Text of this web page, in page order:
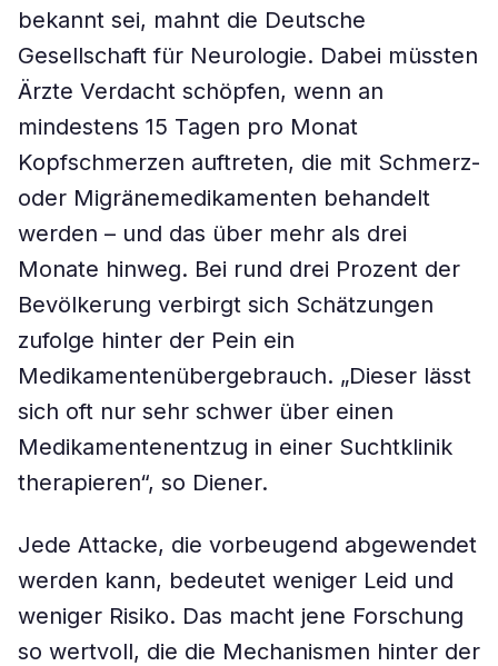
bekannt sei, mahnt die Deutsche
Gesellschaft für Neurologie. Dabei müssten
Ärzte Verdacht schöpfen, wenn an
mindestens 15 Tagen pro Monat
Kopfschmerzen auftreten, die mit Schmerz-
oder Migränemedikamenten behandelt
werden – und das über mehr als drei
Monate hinweg. Bei rund drei Prozent der
Bevölkerung verbirgt sich Schätzungen
zufolge hinter der Pein ein
Medikamentenübergebrauch. „Dieser lässt
sich oft nur sehr schwer über einen
Medikamentenentzug in einer Suchtklinik
therapieren“, so Diener.
Jede Attacke, die vorbeugend abgewendet
werden kann, bedeutet weniger Leid und
weniger Risiko. Das macht jene Forschung
so wertvoll, die die Mechanismen hinter der